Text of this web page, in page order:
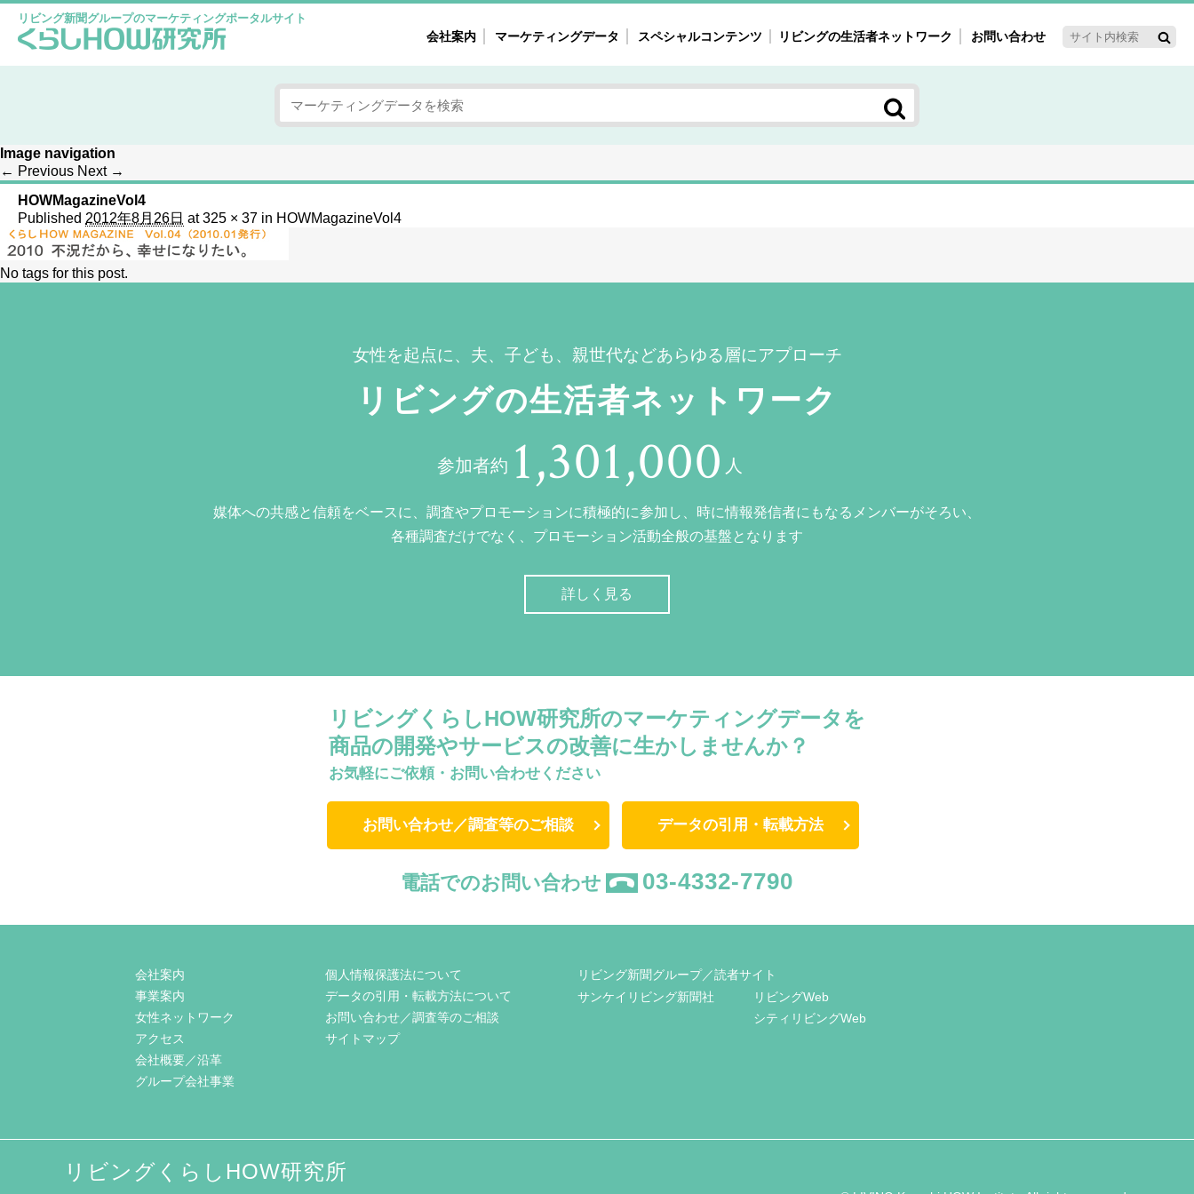
リビング新聞グループのマーケティングポータルサイト
会社案内 マーケティングデータ スペシャルコンテンツ
女性の気持ちと消費がリアルに見える
自主調査レポート
次にコレ来る!?
注目ターゲット・重点テーマ
40'ｓ～60'ｓマーケット研究室
母系新3世代消費研究室
業界インタビュー
リビングの生活者ネットワーク お問い合わせ
Image navigation
← Previous Next →
HOWMagazineVol4
Published 2012年8月26日 at325 × 37 in HOWMagazineVol4
No tags for this post.
女性を起点に、夫、子ども、親世代などあらゆる層にアプローチ
リビングの生活者ネットワーク
参加者約 1,301,000 人
媒体への共感と信頼をベースに、調査やプロモーションに積極的に参加し、時に情報発信者にもなるメンバーがそろい、
各種調査だけでなく、プロモーション活動全般の基盤となります
詳しく見る
リビングくらしHOW研究所のマーケティングデータを
商品の開発やサービスの改善に生かしませんか？
お気軽にご依頼・お問い合わせください
お問い合わせ／調査等のご相談 データの引用・転載方法
電話でのお問い合わせ 03-4332-7790
会社案内
事業案内
女性ネットワーク
アクセス
会社概要／沿革
グループ会社事業
個人情報保護法について
データの引用・転載方法について
お問い合わせ／調査等のご相談
サイトマップ
リビング新聞グループ／読者サイト
サンケイリビング新聞社
リビングWeb
シティリビングWeb
リビングくらしHOW研究所